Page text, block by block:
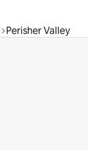
Perisher Valley